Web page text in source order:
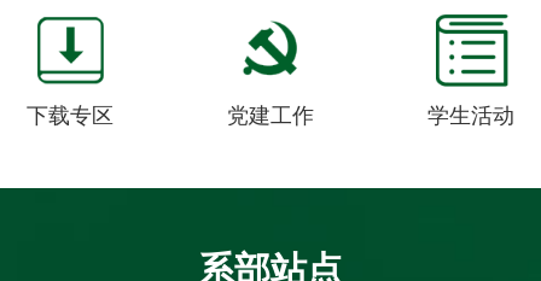
下载专区 党建工作 学生活动
系部站点